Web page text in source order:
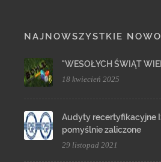
NAJNOWSZYSTKIE
"WESOŁYCH ŚWIĄT
18 kwiecień 2025
Audyty recertyfikacyjne
pomyślnie zaliczone
29 listopad 2021